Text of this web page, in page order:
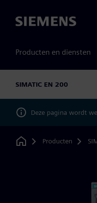
Siemens
Producten en diensten
SIMATIC EN 200
Deze pagina wordt
Home
Producten